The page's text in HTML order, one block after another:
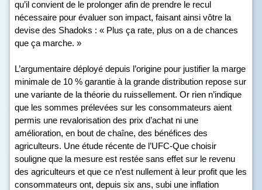
qu’il convient de le prolonger afin de prendre le recul
nécessaire pour évaluer son impact, faisant ainsi vôtre la
devise des Shadoks : « Plus ça rate, plus on a de chances
que ça marche. »
L’argumentaire déployé depuis l’origine pour justifier la marge
minimale de 10 % garantie à la grande distribution repose sur
une variante de la théorie du ruissellement. Or rien n’indique
que les sommes prélevées sur les consommateurs aient
permis une revalorisation des prix d’achat ni une
amélioration, en bout de chaîne, des bénéfices des
agriculteurs. Une étude récente de l’UFC-Que choisir
souligne que la mesure est restée sans effet sur le revenu
des agriculteurs et que ce n’est nullement à leur profit que les
consommateurs ont, depuis six ans, subi une inflation